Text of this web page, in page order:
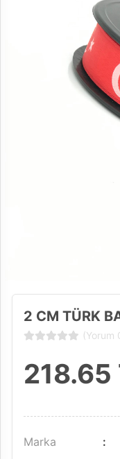
2 CM TÜRK
(Yorum
218.65
Marka